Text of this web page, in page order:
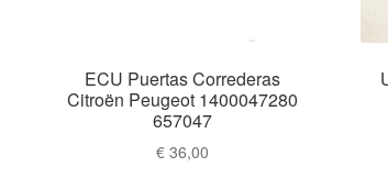
ECU Puertas Correderas
Citroën Peugeot 1400047280
657047
€ 36,00